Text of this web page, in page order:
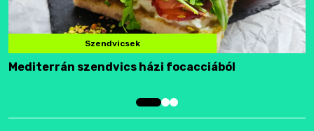
Szendvicsek
Mediterrán szendvics házi focacciából